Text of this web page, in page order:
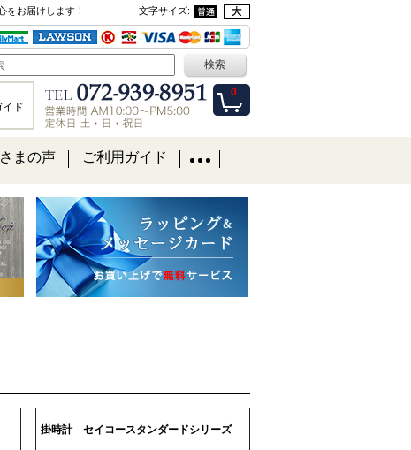
お届けします！ 文字サイズ:
0
イド
まの声 ご利用ガイド
掛時計 セイコースタンダードシリーズ